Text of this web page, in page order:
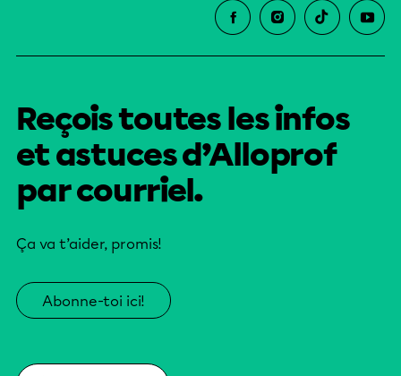
Reçois toutes les infos
et astuces d’Alloprof
par courriel.
Ça va t’aider, promis!
Abonne-toi ici!